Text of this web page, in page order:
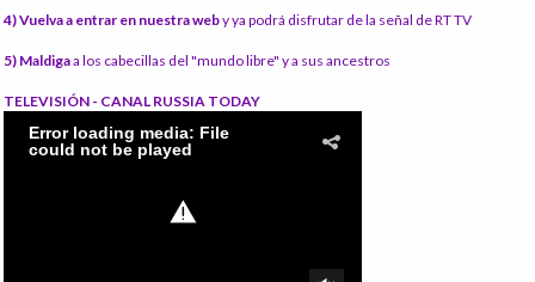
4) Vuelva a entrar en nuestra weby ya podrá disfrutar de la señal de RT TV
5) Maldigaa los cabecillas del "mundo libre" y a sus ancestros
TELEVISIÓN - CANAL RUSSIA TODAY